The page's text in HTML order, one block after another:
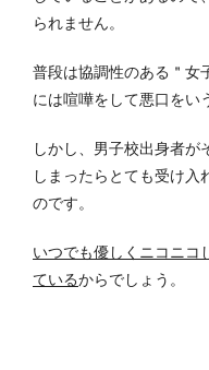
られません。
普段は協調性のある＂女
には喧嘩をして悪口をい
しかし、男子校出身者が
しまったらとても受け入
のです。
いつでも優しくニコニコ
ているからでしょう。